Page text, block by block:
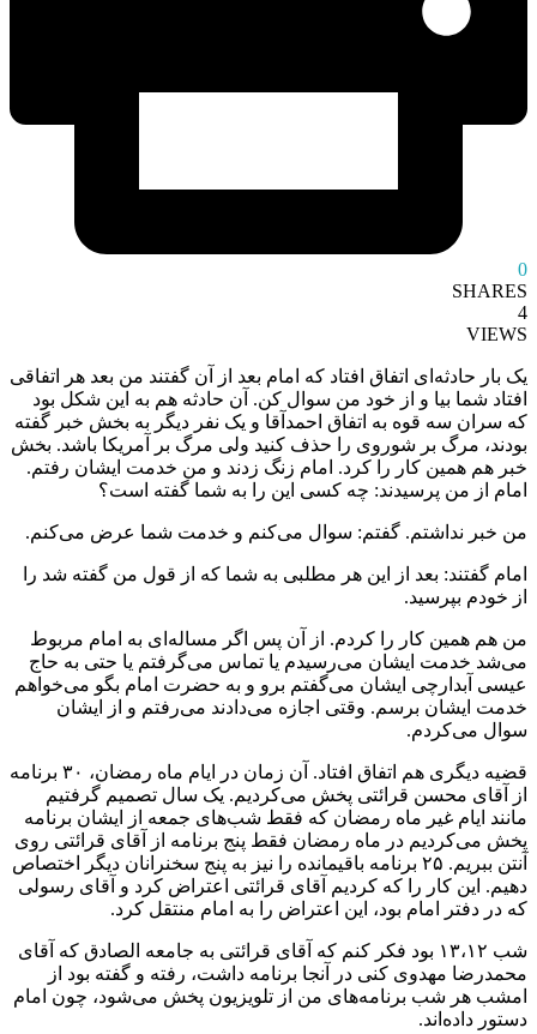
0
SHARES
4
VIEWS
یک بار حادثه‌ای اتفاق افتاد که امام بعد از آن گفتند من بعد هر اتفاقی
افتاد شما بیا و از خود من سوال کن. آن حادثه هم به این شکل بود
که سران سه قوه به اتفاق احمدآقا و یک نفر دیگر به بخش خبر گفته
بودند، مرگ بر شوروی را حذف کنید ولی مرگ بر آمریکا باشد. بخش
خبر هم همین کار را کرد. امام زنگ زدند و من خدمت ایشان رفتم.
امام از من پرسیدند: چه کسی این را به شما گفته است؟
من خبر نداشتم. گفتم: سوال می‌کنم و خدمت شما عرض می‌کنم.
امام گفتند: بعد از این هر مطلبی به شما که از قول من گفته شد را
از خودم بپرسید.
من هم همین کار را کردم. از آن پس اگر مساله‌ای به امام مربوط
می‌شد خدمت ایشان می‌رسیدم یا تماس می‌گرفتم یا حتی به حاج
عیسی آبدارچی ایشان می‌گفتم برو و به حضرت امام بگو می‌خواهم
خدمت ایشان برسم. وقتی اجازه می‌دادند می‌رفتم و از ایشان
سوال می‌کردم.
قضیه دیگری هم اتفاق افتاد. آن زمان در ایام ماه رمضان، ۳۰ برنامه
از آقای محسن قرائتی پخش می‌کردیم. یک سال تصمیم گرفتیم
مانند ایام غیر ماه رمضان که فقط شب‌های جمعه از ایشان برنامه
پخش می‌کردیم در ماه رمضان فقط پنج برنامه از آقای قرائتی روی
آنتن ببریم. ۲۵ برنامه باقیمانده را نیز به پنج سخنرانان دیگر اختصاص
دهیم. این کار را که کردیم آقای قرائتی اعتراض کرد و آقای رسولی
که در دفتر امام بود، این اعتراض را به امام منتقل کرد.
شب ۱۳،۱۲ بود فکر کنم که آقای قرائتی به جامعه الصادق که آقای
محمدرضا مهدوی کنی در آنجا برنامه داشت، رفته و گفته بود از
امشب هر شب برنامه‌های من از تلویزیون پخش می‌شود، چون امام
دستور داده‌اند.